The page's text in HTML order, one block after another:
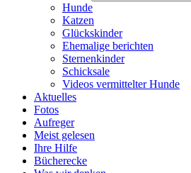
Hunde
Katzen
Glückskinder
Ehemalige berichten
Sternenkinder
Schicksale
Videos vermittelter Hunde
Aktuelles
Fotos
Aufreger
Meist gelesen
Ihre Hilfe
Bücherecke